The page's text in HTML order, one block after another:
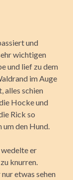
und
wichtigen
und lief zu dem
im Auge
alles schien
Hocke und
Rick so
den Hund.
er
knurren.
etwas sehen